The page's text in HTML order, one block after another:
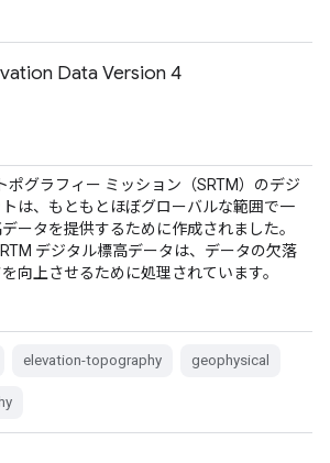
Data Version 4
ポグラフィー ミッション（SRTM）のデジ
は、もともとほぼグローバルな範囲で一
ータを提供するために作成されました。
デジタル標高データは、データの欠落
向上させるために処理されています。
elevation-topography geophysical